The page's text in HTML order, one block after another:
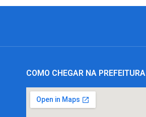
COMO CHEGAR NA PREFEITURA